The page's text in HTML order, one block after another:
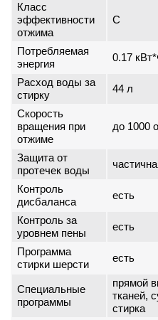
Класс
эффективности
отжима
C
Потребляемая
энергия
0.17
Расход воды за
стирку
44 л
Скорость
вращения при
отжиме
до 1000
Защита от
протечек воды
Контроль
дисбаланса
есть
Контроль за
уровнем пены
есть
Программа
стирки шерсти
есть
Специальные
программы
прямой
тканей,
стирка